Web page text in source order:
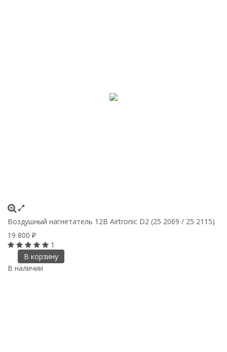
Воздушный нагнетатель 12В Airtronic D2 (25 2069 / 25 2115)
19 800 ₽
1
В корзину
В наличии